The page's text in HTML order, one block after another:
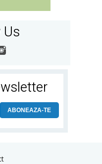
ABONEAZA-TE